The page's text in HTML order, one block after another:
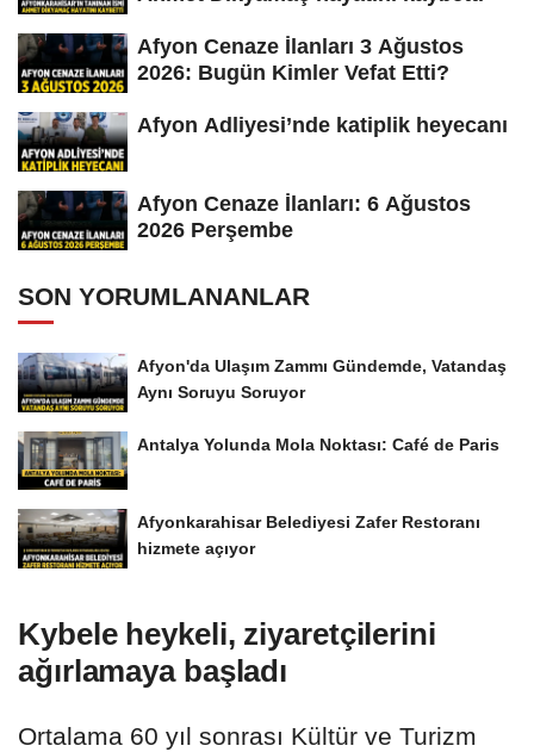
Afyon Cenaze İlanları 3 Ağustos
2026: Bugün Kimler Vefat Etti?
Afyon Adliyesi’nde katiplik heyecanı
Afyon Cenaze İlanları: 6 Ağustos
2026 Perşembe
SON YORUMLANANLAR
Afyon'da Ulaşım Zammı Gündemde, Vatandaş
Aynı Soruyu Soruyor
Antalya Yolunda Mola Noktası: Café de Paris
Afyonkarahisar Belediyesi Zafer Restoranı
hizmete açıyor
Kybele heykeli, ziyaretçilerini
ağırlamaya başladı
Ortalama 60 yıl sonrası Kültür ve Turizm